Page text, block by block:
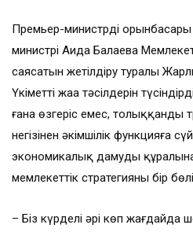
Премьер-министрдің
министрі Аида Балаева
саясатын жетілдіру туралы
Үкіметтің жаңа тәсілдерін
ғана өзгеріс емес, толыққанды
негізінен әкімшілік функцияға
экономикалық дамудың
мемлекеттік стратегияның бір
– Біз күрделі әрі көп жағдайда